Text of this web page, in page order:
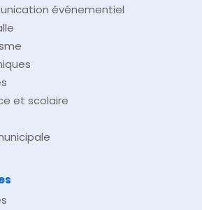
événementiel
et scolaire